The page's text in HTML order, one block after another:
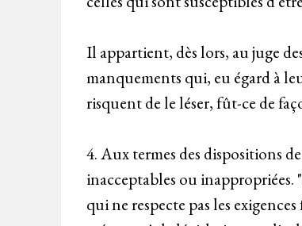
Il appartient, dès lors, au juge
manquements qui, eu égard à
risquent de le léser, fût-ce de
4. Aux termes des dispositions
inacceptables ou inappropriées.
qui ne respecte pas les